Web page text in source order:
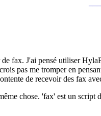
fax. J'ai pensé utiliser
pas me tromper en
de recevoir des fax
chose. 'fax' est un script